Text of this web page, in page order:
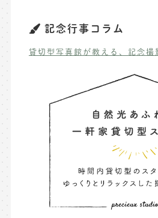
記念行事コラム
貸切型写真館が教える、記念撮